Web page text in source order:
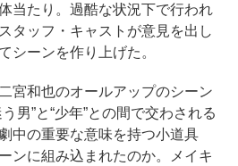
当たり。過酷な状況下で行われ
タッフ・キャストが意見を出し
シーンを作り上げた。
宮和也のオールアップのシーン
男”と“少年”との間で交わされる
中の重要な意味を持つ小道具
ンに組み込まれたのか。メイキ